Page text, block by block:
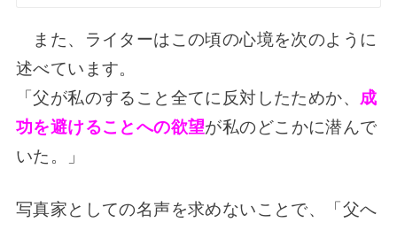
また、ライターはこの頃の心境を次のように
述べています。
「父が私のすること全てに反対したためか、 成
功を避けることへの欲望が私のどこかに潜んで
いた。」
写真家としての名声を求めないことで、「父へ